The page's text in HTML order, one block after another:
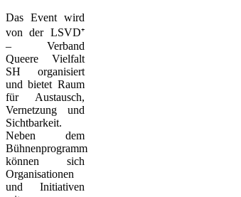
Das Event wird
von der LSVD⁺
– Verband
Queere Vielfalt
SH organisiert
und bietet Raum
für Austausch,
Vernetzung und
Sichtbarkeit.
Neben dem
Bühnenprogramm
können sich
Organisationen
und Initiativen